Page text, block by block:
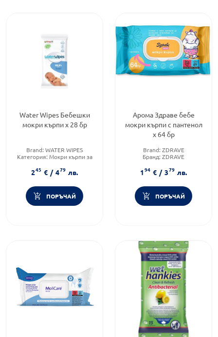
Water Wipes Бебешки
мокри кърпи х 28 бр
Brand: WATER WIPES
Категория: Мокри кърпи за
Форма на продукта:мокри
кърпички
245 € / 479 лв.
ПОРЪЧАЙ
Арома Здраве бебе
мокри кърпи с пантенол
х 64 бр
Brand: ZDRAVE
Бранд: ZDRAVE
кърпички
194 € / 379 лв.
ПОРЪЧАЙ